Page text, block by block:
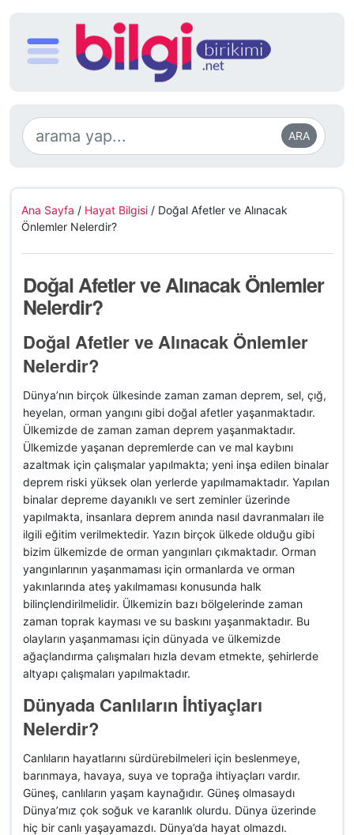
ARA
Ana Sayfa / Hayat Bilgisi / Doğal Afetler ve Alınacak
Önlemler Nelerdir?
Doğal Afetler ve Alınacak Önlemler
Nelerdir?
Doğal Afetler ve Alınacak Önlemler
Nelerdir?
Dünya’nın birçok ülkesinde zaman zaman deprem, sel, çığ,
heyelan, orman yangını gibi doğal afetler yaşanmaktadır.
Ülkemizde de zaman zaman deprem yaşanmaktadır.
Ülkemizde yaşanan depremlerde can ve mal kaybını
azaltmak için çalışmalar yapılmakta; yeni inşa edilen binalar
deprem riski yüksek olan yerlerde yapılmamaktadır. Yapılan
binalar depreme dayanıklı ve sert zeminler üzerinde
yapılmakta, insanlara deprem anında nasıl davranmaları ile
ilgili eğitim verilmektedir. Yazın birçok ülkede olduğu gibi
bizim ülkemizde de orman yangınları çıkmaktadır. Orman
yangınlarının yaşanmaması için ormanlarda ve orman
yakınlarında ateş yakılmaması konusunda halk
bilinçlendirilmelidir. Ülkemizin bazı bölgelerinde zaman
zaman toprak kayması ve su baskını yaşanmaktadır. Bu
olayların yaşanmaması için dünyada ve ülkemizde
ağaçlandırma çalışmaları hızla devam etmekte, şehirlerde
altyapı çalışmaları yapılmaktadır.
Dünyada Canlıların İhtiyaçları
Nelerdir?
Canlıların hayatlarını sürdürebilmeleri için beslenmeye,
barınmaya, havaya, suya ve toprağa ihtiyaçları vardır.
Güneş, canlıların yaşam kaynağıdır. Güneş olmasaydı
Dünya’mız çok soğuk ve karanlık olurdu. Dünya üzerinde
hiç bir canlı yaşayamazdı. Dünya’da hayat olmazdı.